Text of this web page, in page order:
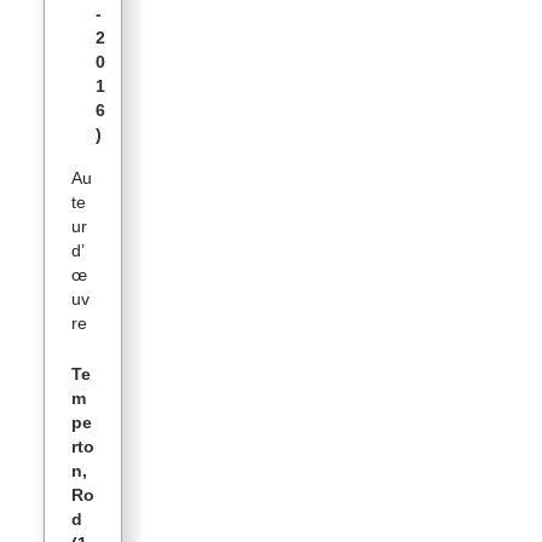
-
2
0
1
6
)
Au
te
ur
d’
œ
uv
re
Te
m
pe
rto
n,
Ro
d